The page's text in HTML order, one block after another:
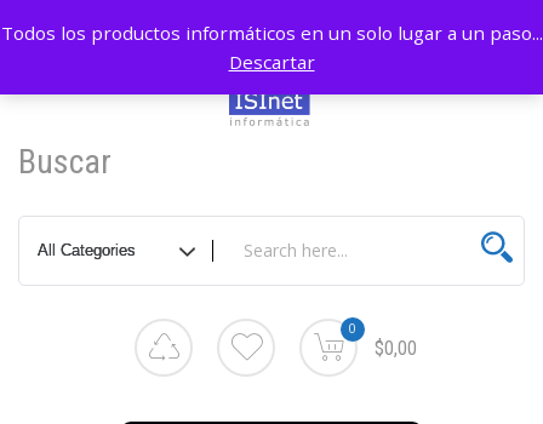
Buscar
0
$0,00
Todos los productos informáticos en un solo lugar a un paso...
Descartar